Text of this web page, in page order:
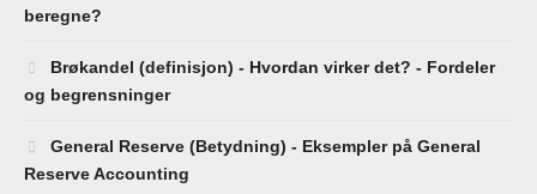
beregne?
Brøkandel (definisjon) - Hvordan virker det? - Fordeler
og begrensninger
General Reserve (Betydning) - Eksempler på General
Reserve Accounting